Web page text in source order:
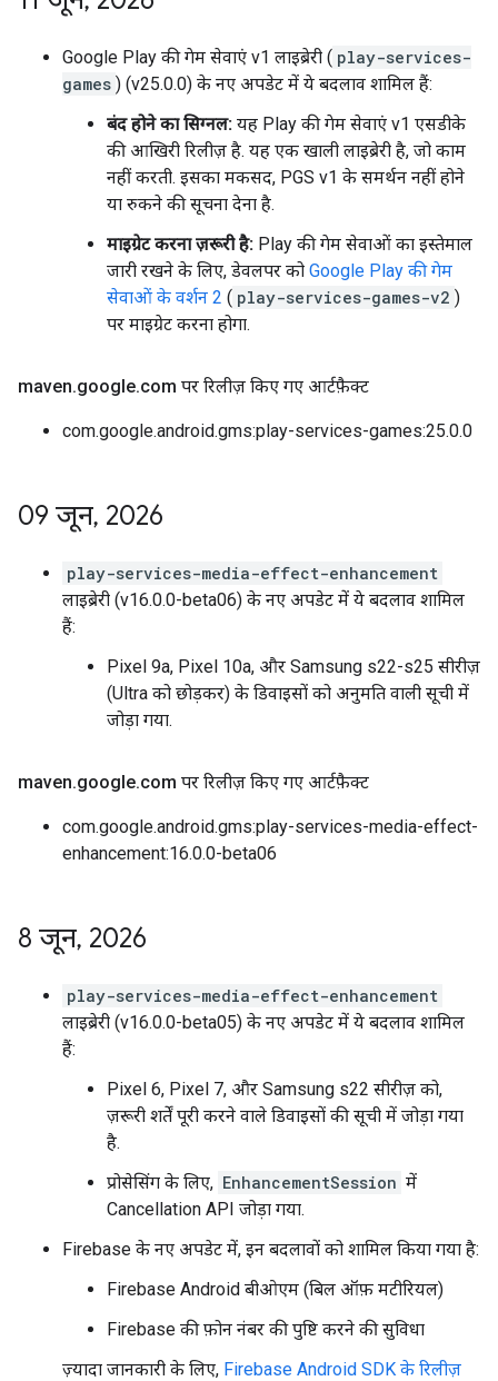
Google Play की गेम सेवाएं v1 लाइब्रेरी ( play-services-
games ) (v25.0.0) के नए अपडेट में ये बदलाव शामिल हैं:
बंद होने का सिग्नल: यह Play की गेम सेवाएं v1 एसडीके
की आखिरी रिलीज़ है. यह एक खाली लाइब्रेरी है, जो काम
नहीं करती. इसका मकसद, PGS v1 के समर्थन नहीं होने
या रुकने की सूचना देना है.
माइग्रेट करना ज़रूरी है: Play की गेम सेवाओं का इस्तेमाल
जारी रखने के लिए, डेवलपर को Google Play की गेम
सेवाओं के वर्शन 2 ( play-services-games-v2 )
पर माइग्रेट करना होगा.
maven.google.com पर रिलीज़ किए गए आर्टफ़ैक्ट
com.google.android.gms:play-services-games:25.0.0
09 जून, 2026
play-services-media-effect-enhancement
लाइब्रेरी (v16.0.0-beta06) के नए अपडेट में ये बदलाव शामिल
हैं:
Pixel 9a, Pixel 10a, और Samsung s22-s25 सीरीज़
(Ultra को छोड़कर) के डिवाइसों को अनुमति वाली सूची में
जोड़ा गया.
maven.google.com पर रिलीज़ किए गए आर्टफ़ैक्ट
com.google.android.gms:play-services-media-effect-
enhancement:16.0.0-beta06
8 जून, 2026
play-services-media-effect-enhancement
लाइब्रेरी (v16.0.0-beta05) के नए अपडेट में ये बदलाव शामिल
हैं:
Pixel 6, Pixel 7, और Samsung s22 सीरीज़ को,
ज़रूरी शर्तें पूरी करने वाले डिवाइसों की सूची में जोड़ा गया
है.
प्रोसेसिंग के लिए, EnhancementSession में
Cancellation API जोड़ा गया.
Firebase के नए अपडेट में, इन बदलावों को शामिल किया गया है:
Firebase Android बीओएम (बिल ऑफ़ मटीरियल)
Firebase की फ़ोन नंबर की पुष्टि करने की सुविधा
ज़्यादा जानकारी के लिए, Firebase Android SDK के रिलीज़